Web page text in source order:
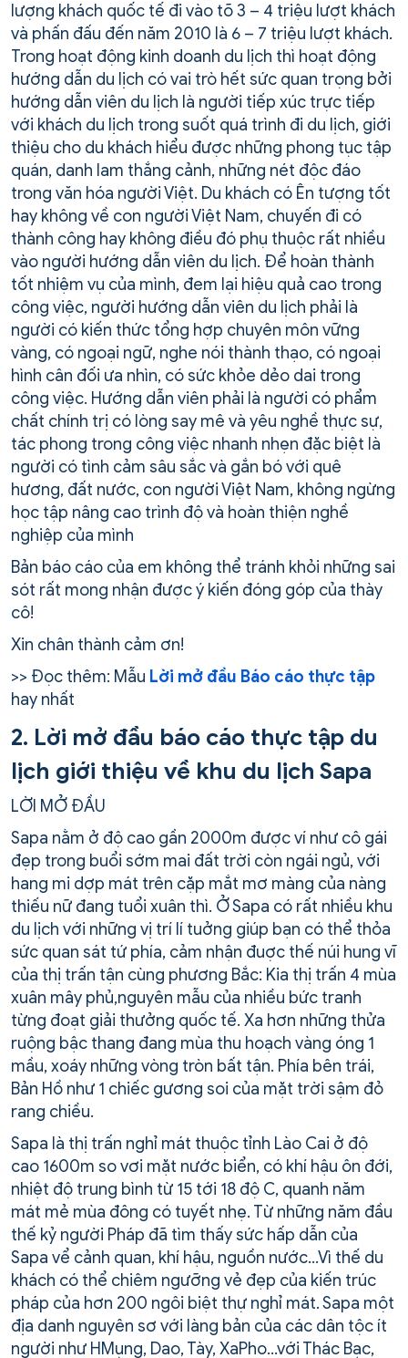
lượng khách quốc tế đi vào tõ 3 – 4 triệu lượt khách
và phấn đấu đến năm 2010 là 6 – 7 triệu lượt khách.
Trong hoạt động kinh doanh du lịch thì hoạt động
hướng dẫn du lịch có vai trò hết sức quan trọng bởi
hướng dẫn viên du lịch là người tiếp xúc trực tiếp
với khách du lịch trong suốt quá trình đi du lịch, giới
thiệu cho du khách hiểu được những phong tục tập
quán, danh lam thắng cảnh, những nét độc đáo
trong văn hóa người Việt. Du khách có Ên tượng tốt
hay không về con người Việt Nam, chuyến đi có
thành công hay không điều đó phụ thuộc rất nhiều
vào người hướng dẫn viên du lịch. Để hoàn thành
tốt nhiệm vụ của mình, đem lại hiệu quả cao trong
công việc, người hướng dẫn viên du lịch phải là
người có kiến thức tổng hợp chuyên môn vững
vàng, có ngoại ngữ, nghe nói thành thạo, có ngoại
hình cân đối ưa nhìn, có sức khỏe dẻo dai trong
công việc. Hướng dẫn viên phải là người có phẩm
chất chính trị có lòng say mê và yêu nghề thực sự,
tác phong trong công việc nhanh nhẹn đặc biệt là
người có tình cảm sâu sắc và gắn bó với quê
hương, đất nước, con người Việt Nam, không ngừng
học tập nâng cao trình độ và hoàn thiện nghề
nghiệp của mình
Bản báo cáo của em không thể tránh khỏi những sai
sót rất mong nhận được ý kiến đóng góp của thày
cô!
Xin chân thành cảm ơn!
>> Đọc thêm: Mẫu Lời mở đầu Báo cáo thực tập
hay nhất
2. Lời mở đầu báo cáo thực tập du
lịch giới thiệu về khu du lịch Sapa
LỜI MỞ ĐẦU
Sapa nằm ở độ cao gần 2000m được ví như cô gái
đẹp trong buổi sớm mai đất trời còn ngái ngủ, với
hang mi dợp mát trên cặp mắt mơ màng của nàng
thiếu nữ đang tuổi xuân thì. Ở Sapa có rất nhiều khu
du lịch với những vị trí lí tuởng giúp bạn có thể thỏa
sức quan sát tứ phía, cảm nhận đuợc thế núi hung vĩ
của thị trấn tận cùng phương Bắc: Kia thị trấn 4 mùa
xuân mây phủ,nguyên mẫu của nhiều bức tranh
từng đoạt giải thưởng quốc tế. Xa hơn những thửa
ruộng bậc thang đang mùa thu hoạch vàng óng 1
mầu, xoáy những vòng tròn bất tận. Phía bên trái,
Bản Hồ như 1 chiếc gương soi của mặt trời sậm đỏ
rang chiều.
Sapa là thị trấn nghỉ mát thuộc tỉnh Lào Cai ở độ
cao 1600m so vơi mặt nước biển, có khí hậu ôn đới,
nhiệt độ trung bình từ 15 tới 18 độ C, quanh năm
mát mẻ mùa đông có tuyết nhẹ. Từ những năm đầu
thế kỷ người Pháp đã tìm thấy sức hấp dẫn của
Sapa vể cảnh quan, khí hậu, nguồn nước…Vì thế du
khách có thể chiêm ngưỡng vẻ đẹp của kiến trúc
pháp của hơn 200 ngôi biệt thự nghỉ mát. Sapa một
địa danh nguyên sơ với làng bản của các dân tộc ít
người như HMụng, Dao, Tày, XaPho…với Thác Bạc,